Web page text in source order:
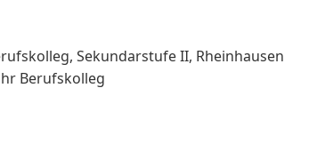
Sekundarstufe II, Rheinhausen
Berufskolleg